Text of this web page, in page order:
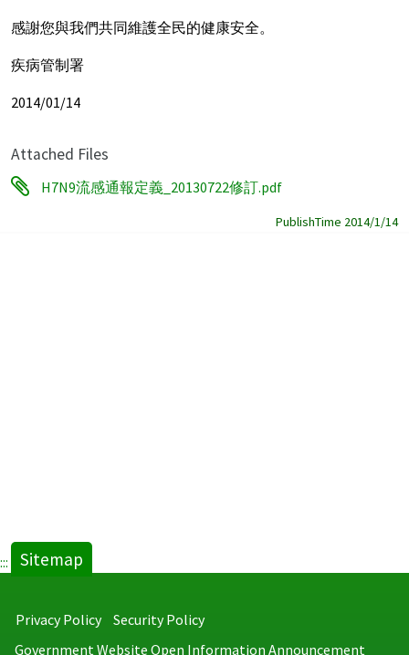
感謝您與我們共同維護全民的健康安全。
疾病管制署
2014/01/14
Attached Files
H7N9流感通報定義_20130722修訂.pdf
PublishTime 2014/1/14
::: Sitemap
Privacy Policy
Security Policy
Government Website Open Information Announcement